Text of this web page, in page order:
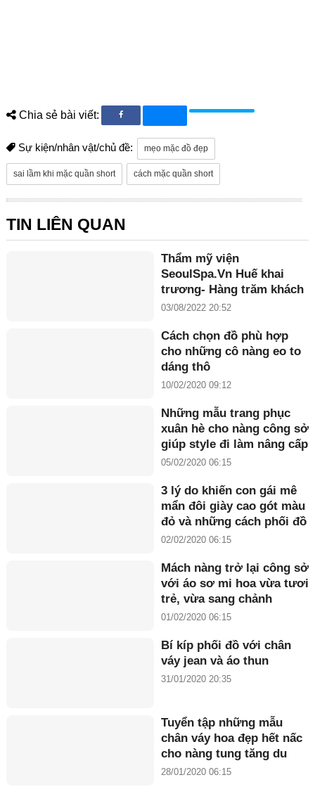
Chia sẻ bài viết:
Sự kiện/nhân vật/chủ đề: mẹo mặc đồ đẹp
sai lầm khi mặc quần short cách mặc quần short
TIN LIÊN QUAN
Thẩm mỹ viện
SeoulSpa.Vn Huế khai
trương- Hàng trăm khách
hàng có mặt từ rất sớm
03/08/2022 20:52
Cách chọn đồ phù hợp
cho những cô nàng eo to
dáng thô
10/02/2020 09:12
Những mẫu trang phục
xuân hè cho nàng công sở
giúp style đi làm nâng cấp
ngoạn mục
05/02/2020 06:15
3 lý do khiến con gái mê
mẩn đôi giày cao gót màu
đỏ và những cách phối đồ
'đỉnh' nhất
02/02/2020 06:15
Mách nàng trở lại công sở
với áo sơ mi hoa vừa tươi
trẻ, vừa sang chảnh
01/02/2020 06:15
Bí kíp phối đồ với chân
váy jean và áo thun
31/01/2020 20:35
Tuyển tập những mẫu
chân váy hoa đẹp hết nấc
cho nàng tung tăng du
xuân
28/01/2020 06:15